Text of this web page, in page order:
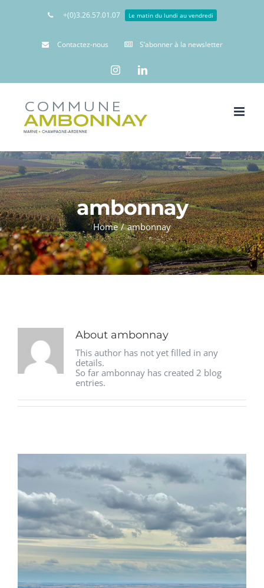
+(0)3.26.57.01.07 Le matin du lundi au vendredi
Contactez-nous S’abonner à la newsletter
InstagramLinkedin
ambonnay
Home / ambonnay
About ambonnay
This author has not yet filled in any
details.
So far ambonnay has created 2 blog
entries.